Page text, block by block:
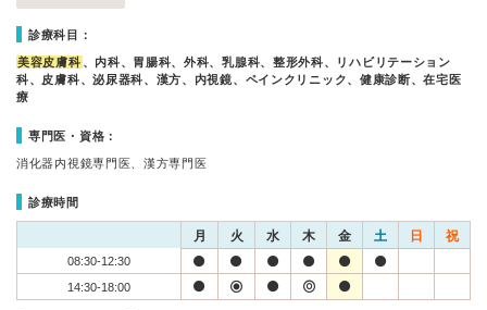
診療科目：
美容皮膚科 、内科、胃腸科、外科、乳腺科、整形外科、リハビリテーション
科、皮膚科、泌尿器科、漢方、内視鏡、ペインクリニック、健康診断、在宅医
療
専門医・資格：
消化器内視鏡専門医、漢方専門医
診療時間
月 火 水 木 金 土 日 祝
08:30-12:30
14:30-18:00